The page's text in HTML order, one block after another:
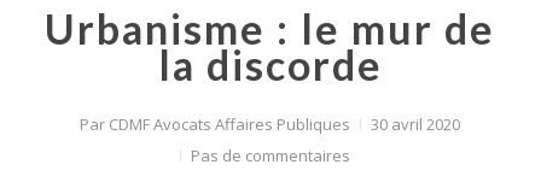
Urbanisme : le mur de
la discorde
Par CDMF Avocats Affaires Publiques
30 avril 2020
Pas de commentaires